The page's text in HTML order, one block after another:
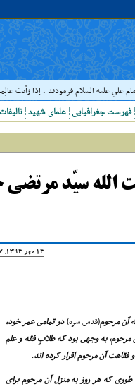
عليه السلام فرمودند : إذا رَأيتَ عالِما
تالیفات علمای شهید فهرست جغرافیایی
الله سیّد
14 مهر 1394, 11:47
آن مرحوم(قدس سره)در تمامى عمر خود،
به وجهى بود که طلابِ فقه و علم
آن مرحوم اقرار کرده اند.
طورى که هر روز به منزل آن مرحوم براى